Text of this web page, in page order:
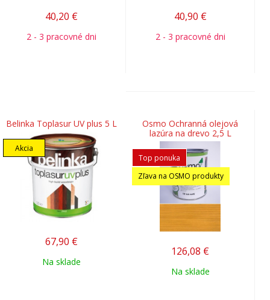
40,20 €
2 - 3 pracovné dni
40,90 €
2 - 3 pracovné dni
Belinka Toplasur UV plus 5 L
Akcia
67,90 €
Na sklade
Osmo Ochranná olejová
lazúra na drevo 2,5 L
Top ponuka
Zľava na OSMO produkty
126,08 €
Na sklade